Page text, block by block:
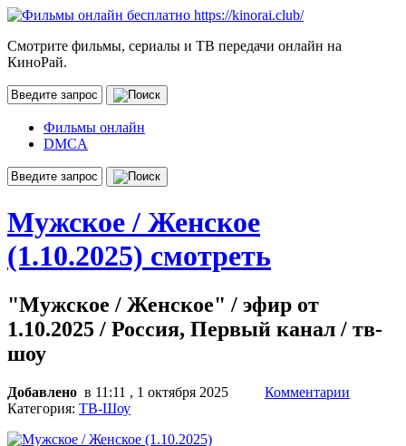
Смотрите фильмы, сериалы и ТВ передачи онлайн на
КиноРай.
Фильмы онлайн
DMCA
Мужское / Женское
(1.10.2025) смотреть
"Мужское / Женское" / эфир от
1.10.2025 / Россия, Первый канал / тв-
шоу
Добавлено в 11:11 , 1 октября 2025
Комментарии
Категория: ТВ-Шоу